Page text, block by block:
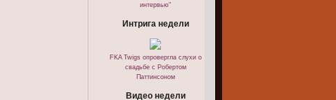
интервью"
Интрига недели
FKA Twigs опровергла слухи о
свадьбе с Робертом
Паттинсоном
Видео недели